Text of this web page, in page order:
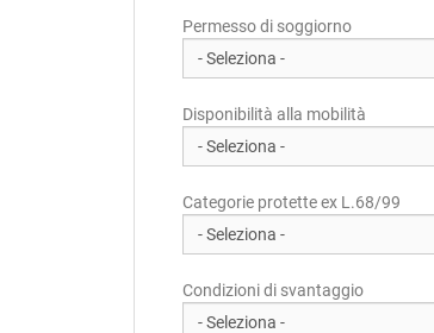
Permesso di soggiorno
Disponibilità alla mobilità
Categorie protette ex L.68/99
Condizioni di svantaggio